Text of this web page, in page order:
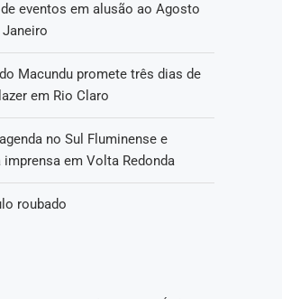
eventos em alusão ao Agosto
Macundu promete três dias de
em Rio Claro
no Sul Fluminense e
em Volta Redonda
roubado